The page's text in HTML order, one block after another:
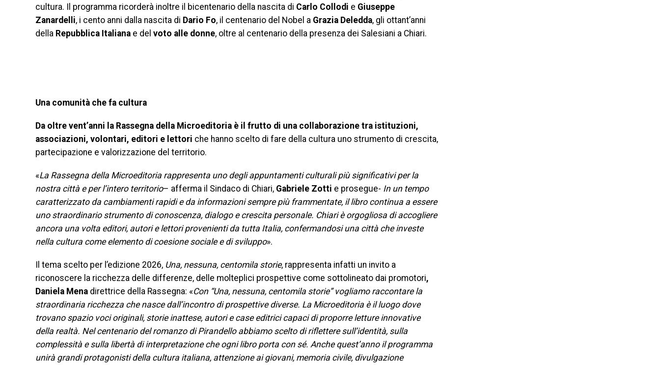
cultura. Il programma ricorderà inoltre il bicentenario della nascita di Carlo Collodi e Giuseppe
Zanardelli, i cento anni dalla nascita di Dario Fo, il centenario del Nobel a Grazia Deledda, gli ottant’anni
della Repubblica Italiana e del voto alle donne, oltre al centenario della presenza dei Salesiani a Chiari.
Una comunità che fa cultura
Da oltre vent’anni la Rassegna della Microeditoria è il frutto di una collaborazione tra istituzioni,
associazioni, volontari, editori e lettori che hanno scelto di fare della cultura uno strumento di crescita,
partecipazione e valorizzazione del territorio.
«La Rassegna della Microeditoria rappresenta uno degli appuntamenti culturali più significativi per la
nostra città e per l’intero territorio– afferma il Sindaco di Chiari, Gabriele Zotti e prosegue- In un tempo
caratterizzato da cambiamenti rapidi e da informazioni sempre più frammentate, il libro continua a essere
uno straordinario strumento di conoscenza, dialogo e crescita personale. Chiari è orgogliosa di accogliere
ancora una volta editori, autori e lettori provenienti da tutta Italia, confermandosi una città che investe
nella cultura come elemento di coesione sociale e di sviluppo».
Il tema scelto per l’edizione 2026, Una, nessuna, centomila storie, rappresenta infatti un invito a
riconoscere la ricchezza delle differenze, delle molteplici prospettive come sottolineato dai promotori,
Daniela Mena direttrice della Rassegna: «Con “Una, nessuna, centomila storie” vogliamo raccontare la
straordinaria ricchezza che nasce dall’incontro di prospettive diverse. La Microeditoria è il luogo dove
trovano spazio voci originali, storie inattese, autori e case editrici capaci di proporre letture innovative
della realtà. Nel centenario del romanzo di Pirandello abbiamo scelto di riflettere sull’identità, sulla
complessità e sulla libertà di interpretazione che ogni libro porta con sé. Anche quest’anno il programma
unirà grandi protagonisti della cultura italiana, attenzione ai giovani, memoria civile, divulgazione